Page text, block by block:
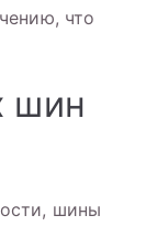
что
шин
шины